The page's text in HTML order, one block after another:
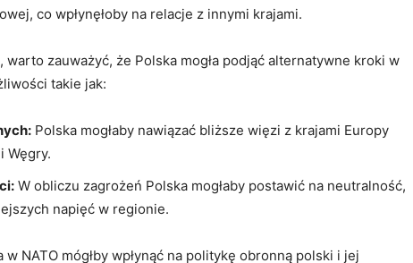
co ‌wpłynęłoby na relacje⁣ z innymi​ krajami.
zauważyć, że‍ Polska mogła podjąć alternatywne kroki w
takie​ jak:
Polska mogłaby​ nawiązać bliższe więzi z krajami Europy
Węgry.
W⁤ obliczu zagrożeń Polska ⁢mogłaby postawić na neutralność,
napięć w regionie.
NATO mógłby⁣ wpłynąć na politykę obronną polski i jej